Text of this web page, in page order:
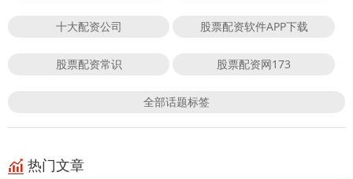
十大配资公司 股票配资软件APP下载
股票配资常识 股票配资网173
全部话题标签
热门文章